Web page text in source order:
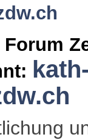
Forum